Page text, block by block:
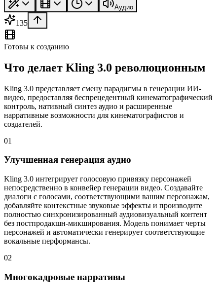
Аудио
135
Готовы к созданию
Что делает Kling 3.0 революционным
Kling 3.0 представляет смену парадигмы в генерации ИИ-
видео, предоставляя беспрецедентный кинематографический
контроль, нативный синтез аудио и расширенные
нарративные возможности для кинематографистов и
создателей.
01
Улучшенная генерация аудио
Kling 3.0 интегрирует голосовую привязку персонажей
непосредственно в конвейер генерации видео. Создавайте
диалоги с голосами, соответствующими вашим персонажам,
добавляйте контекстные звуковые эффекты и производите
полностью синхронизированный аудиовизуальный контент
без постпродакшн-микширования. Модель понимает черты
персонажей и автоматически генерирует соответствующие
вокальные перформансы.
02
Многокадровые нарративы